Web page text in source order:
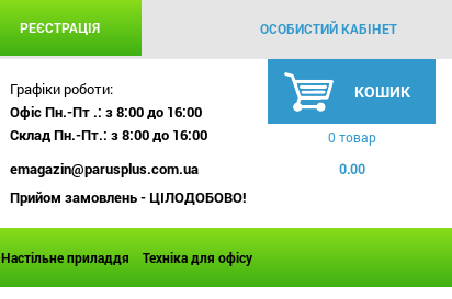
РЕЄСТРАЦІЯ ОСОБИСТИЙ КАБІНЕТ
Графіки роботи:
Офіс Пн.-Пт .: з 8:00 до 16:00
Склад Пн.-Пт.: з 8:00 до 16:00
emagazin@parusplus.com.ua
Прийом замовлень - ЦІЛОДОБОВО!
КОШИК
0 товар
0.00
Настільне приладдя Техніка для офісу